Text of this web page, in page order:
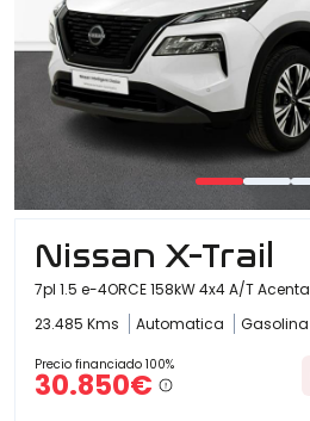
Nissan X-Trail
7pl 1.5 e-4ORCE 158kW 4x4 A/T Acenta
23.485 Kms
Automatica Gasolina
Precio financiado 100%
30.850€